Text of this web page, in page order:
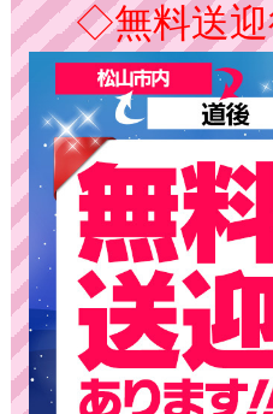
◇無料送